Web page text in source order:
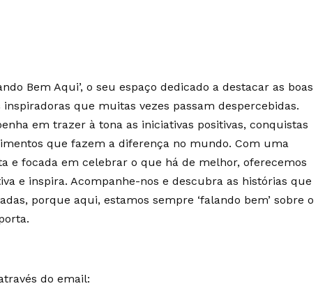
Bem Aqui’, o seu espaço dedicado a destacar as boas
que muitas vezes passam despercebidas.
em trazer à tona as iniciativas positivas, conquistas
que fazem a diferença no mundo. Com uma
e focada em celebrar o que há de melhor, oferecemos
e inspira. Acompanhe-nos e descubra as histórias que
porque aqui, estamos sempre ‘falando bem’ sobre o
do email: